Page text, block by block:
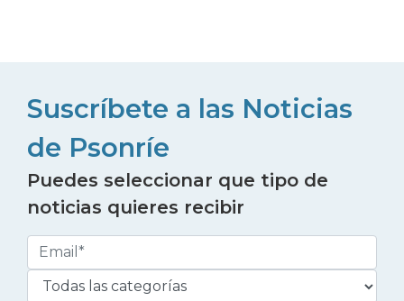
Suscríbete a las Noticias
de Psonríe
Puedes seleccionar que tipo de
noticias quieres recibir